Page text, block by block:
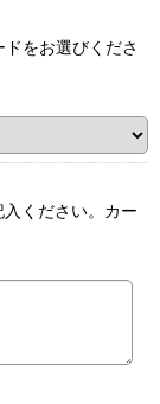
をお選びくださ
ください。カー